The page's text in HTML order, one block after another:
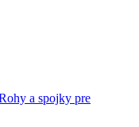
a spojky pre